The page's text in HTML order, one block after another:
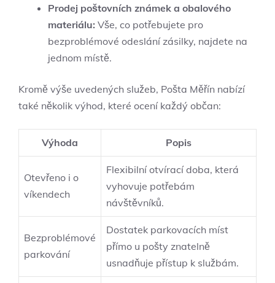
Prodej poštovních známek a obalového
materiálu: Vše, co potřebujete pro
bezproblémové odeslání zásilky, najdete na
jednom místě.
Kromě výše uvedených služeb, Pošta Měřín nabízí
také několik výhod, které ocení každý občan:
Výhoda Popis
Otevřeno i o
víkendech
Flexibilní otvírací doba, která
vyhovuje potřebám
návštěvníků.
Bezproblémové
parkování
Dostatek parkovacích míst
přímo u pošty znatelně
usnadňuje přístup k službám.